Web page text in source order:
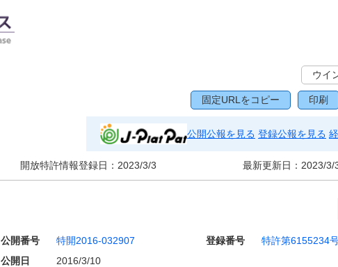
ウイ
固定URLをコピー 印刷
公開公報を見る 登録公報を見る
開放特許情報登録日： 2023/3/3 最新更新日： 2023/3/
公開番号 特開2016-032907 登録番号
特許第6155234
公開日
2016/3/10